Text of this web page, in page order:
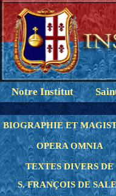
Notre Institut
BIOGRAPHIE ET
OPERA OMNIA
TEXTES DIVERS DE
S. FRANÇOIS DE